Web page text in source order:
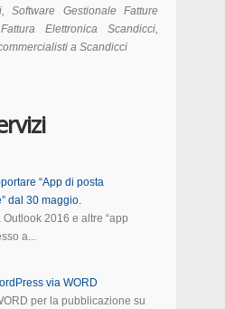
Software Gestionale Fatture
Elettronica Scandicci,
a Scandicci
“App di posta
dal 30 maggio.
2016 e altre “app
a...
via WORD
per la pubblicazione su